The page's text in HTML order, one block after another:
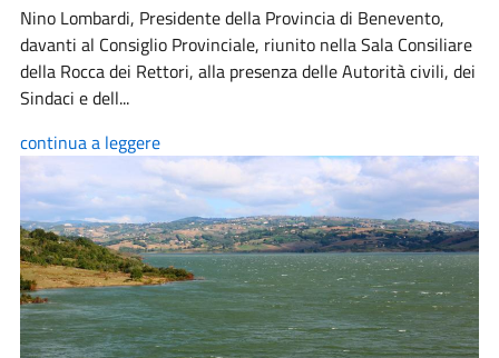
Nino Lombardi, Presidente della Provincia di Benevento,
davanti al Consiglio Provinciale, riunito nella Sala Consiliare
della Rocca dei Rettori, alla presenza delle Autorità civili, dei
Sindaci e dell...
continua a leggere